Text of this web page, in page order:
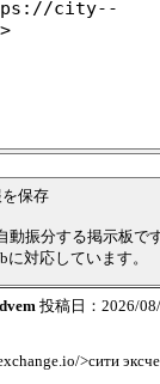
保存
動振分する掲示板で
対応しています。
投稿日：2026/
>сити